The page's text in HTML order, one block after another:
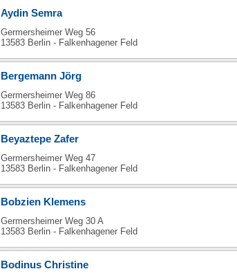
Aydin Semra
Germersheimer Weg 56
13583 Berlin - Falkenhagener Feld
Bergemann Jörg
Germersheimer Weg 86
13583 Berlin - Falkenhagener Feld
Beyaztepe Zafer
Germersheimer Weg 47
13583 Berlin - Falkenhagener Feld
Bobzien Klemens
Germersheimer Weg 30 A
13583 Berlin - Falkenhagener Feld
Bodinus Christine